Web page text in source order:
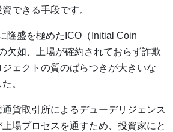
できる手段です。
隆盛を極めたICO（Initial Coin
欠如、上場が確約されておらず詐欺
ェクトの質のばらつきが大きいな
。
貨取引所によるデューデリジェンス
上場プロセスを通すため、投資家にと